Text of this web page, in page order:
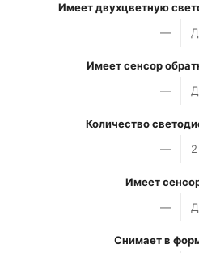
Имеет двухцветную
—
Имеет сенсор
—
Количество
—
2
Имеет
—
Снимает в